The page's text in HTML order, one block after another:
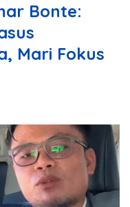
Bonte:
Mari Fokus